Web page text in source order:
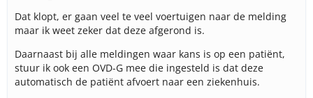
Dat klopt, er gaan veel te veel voertuigen naar de melding
maar ik weet zeker dat deze afgerond is.
Daarnaast bij alle meldingen waar kans is op een patiënt,
stuur ik ook een OVD-G mee die ingesteld is dat deze
automatisch de patiënt afvoert naar een ziekenhuis.